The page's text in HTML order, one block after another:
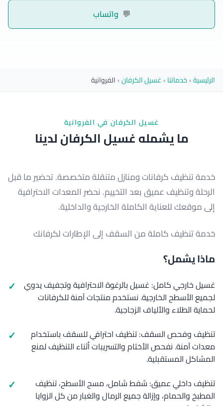
💬 واتساب
الرئيسية›خدماتنا›غسيل الكرفان›الفروانية
غسيل الكرفان في الفروانية
ما يشمله غسيل الكرفان لدينا
خدمة تنظيف كرفانات ومنازل متنقلة متخصصة. تحضير ما قبل
الرحلة وتنظيف عميق بعد التخييم. نحضر المعدات الاحترافية
إلى موقعك للعناية الكاملة الخارجية والداخلية.
خدمة تنظيف كاملة من السقف إلى الإطارات لكرفانك
ماذا يشمل؟
غسيل خارجي كامل: غسيل بالرغوة الاحترافية وتجفيف يدوي
لجميع الأسطح الخارجية. نستخدم منتجات آمنة للكرفانات
لحماية الطلاء والألياف الزجاجية.
تنظيف وفحص السقف: تنظيف احترافي للسقف باستخدام
معدات آمنة. نفحص الأختام والتسريبات أثناء التنظيف لمنع
المشاكل المستقبلية.
تنظيف داخلي عميق: شفط شامل، مسح الأسطح، تنظيف
المطبخ والحمام، وإزالة جميع الرمال والغبار من كل الزوايا